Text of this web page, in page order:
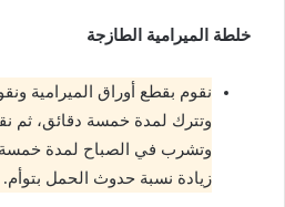
خلطة الميرامية الطازجة
نقوم بقطع أوراق الميرامية
وتترك لمدة خمسة دقائق، ثم
وتشرب في الصباح لمدة
زيادة نسبة حدوث الحمل بتوأم.